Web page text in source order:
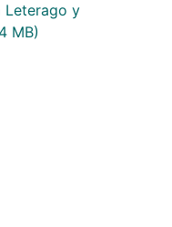
Leterago y
MB)